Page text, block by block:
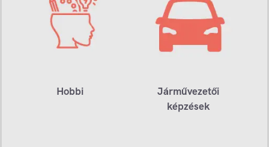
Hobbi
Járművezetői
képzések